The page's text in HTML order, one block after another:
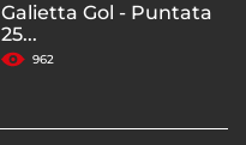
Galietta Gol - Puntata
25...
962